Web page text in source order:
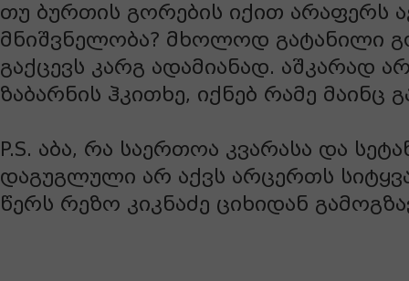
თუ ბურთის გორების იქით არაფერს
მნიშვნელობა? მხოლოდ გატანილი
გაქცევს კარგ ადამიანად. აშკარად
ზაბარნის ჰკითხე, იქნებ რამე მაინც
P.S. აბა, რა საერთოა კვარასა და
დაგუგლული არ აქვს არცერთს
წერს რეზო კიკნაძე ციხიდან